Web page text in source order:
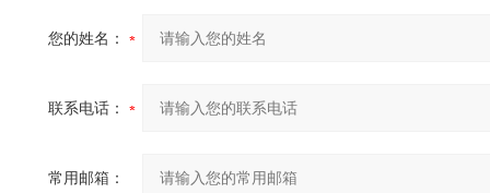
您的姓名：
联系电话：
常用邮箱：